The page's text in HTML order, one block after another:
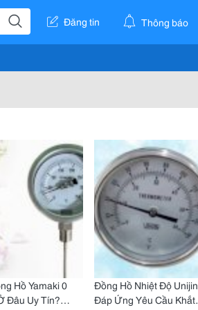
Đăng tin Thông báo
Hồ Yamaki 0
Đâu Uy Tín?
Đồng Hồ Nhiệt Độ Unijin
Đáp Ứng Yêu Cầu Khắt